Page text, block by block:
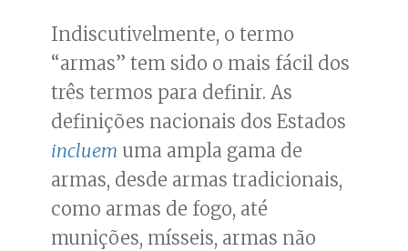
Indiscutivelmente, o termo
“armas” tem sido o mais fácil dos
três termos para definir. As
definições nacionais dos Estados
incluem uma ampla gama de
armas, desde armas tradicionais,
como armas de fogo, até
munições, mísseis, armas não